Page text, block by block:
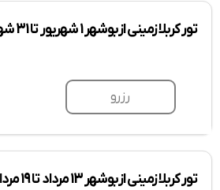
تور کربلا زمینی از بوشهر 1 شهریور تا 31 شهریور 1403
رزرو
تور کربلا زمینی از بوشهر 13 مرداد تا 19 مرداد 1403